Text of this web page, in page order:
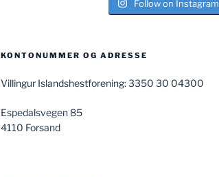
Follow on Instagram
KONTONUMMER OG ADRESSE
Villingur Islandshestforening: 3350 30 04300
Espedalsvegen 85
4110 Forsand